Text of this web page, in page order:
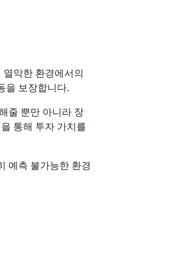
악한 환경에서의
을 보장합니다.
줄 뿐만 아니라 장
통해 투자 가치를
예측 불가능한 환경